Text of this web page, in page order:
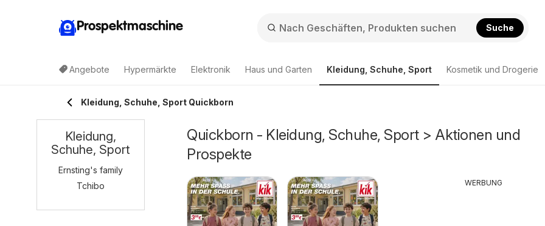
Prospektmaschine Suche
Angebote Hypermärkte Elektronik Haus und Garten Kleidung, Schuhe, Sport Kosmetik und Drogerie
Kleidung, Schuhe, Sport Quickborn
Quickborn - Kleidung, Schuhe, Sport > Aktionen und
Prospekte
WERBUNG
Kleidung,
Schuhe, Sport
Ernsting's family
Tchibo